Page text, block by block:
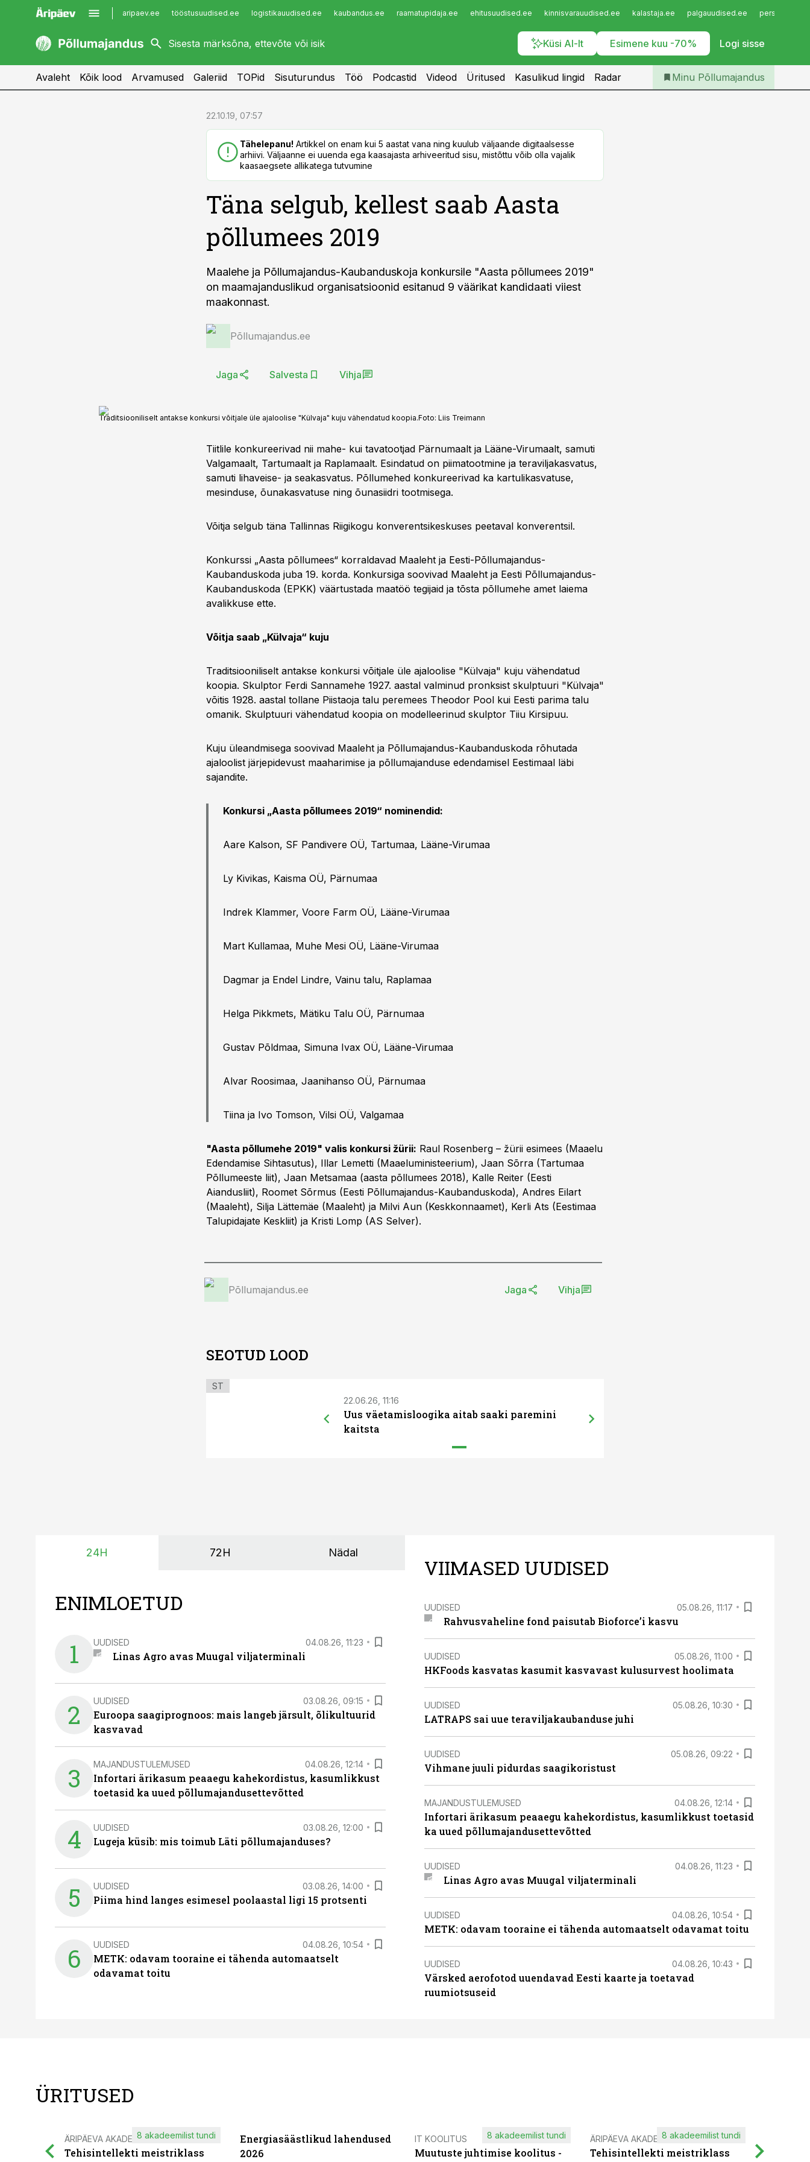
aripaev.ee tööstusuudised.ee logistikauudised.ee kaubandus.ee raamatupidaja.ee ehitusuudised.ee kinnisvarauudised.ee kalastaja.ee palgauudised.ee
Küsi AI-lt Esimene kuu -70% Logi sisse
kaubandus.ee
kinnisvarauudised.ee
imelineajalugu.ee
Infopank
Iseteenindus
Telli Põllumajandus
Avaleht Kõik lood Arvamused Galeriid TOPid Sisuturundus Töö Podcastid Videod Üritused Kasulikud lingid Radar Minu Põllumajandus
22.10.19, 07:57
Tähelepanu! Artikkel on enam kui 5 aastat vana ning kuulub väljaande digitaalsesse
arhiivi. Väljaanne ei uuenda ega kaasajasta arhiveeritud sisu, mistõttu võib olla vajalik
kaasaegsete allikatega tutvumine
Täna selgub, kellest saab Aasta
põllumees 2019
Maalehe ja Põllumajandus-Kaubanduskoja konkursile "Aasta põllumees 2019"
on maamajanduslikud organisatsioonid esitanud 9 väärikat kandidaati viiest
maakonnast.
Põllumajandus.ee
Jaga Salvesta Vihja
Traditsiooniliselt antakse konkursi võitjale üle ajaloolise "Külvaja" kuju vähendatud koopia.Foto: Liis Treimann
Tiitlile konkureerivad nii mahe- kui tavatootjad Pärnumaalt ja Lääne-Virumaalt, samuti
Valgamaalt, Tartumaalt ja Raplamaalt. Esindatud on piimatootmine ja teraviljakasvatus,
samuti lihaveise- ja seakasvatus. Põllumehed konkureerivad ka kartulikasvatuse,
mesinduse, õunakasvatuse ning õunasiidri tootmisega.
Võitja selgub täna Tallinnas Riigikogu konverentsikeskuses peetaval konverentsil.
Konkurssi „Aasta põllumees“ korraldavad Maaleht ja Eesti-Põllumajandus-
Kaubanduskoda juba 19. korda. Konkursiga soovivad Maaleht ja Eesti Põllumajandus-
Kaubanduskoda (EPKK) väärtustada maatöö tegijaid ja tõsta põllumehe amet laiema
avalikkuse ette.
Võitja saab „Külvaja“ kuju
Traditsiooniliselt antakse konkursi võitjale üle ajaloolise "Külvaja" kuju vähendatud
koopia. Skulptor Ferdi Sannamehe 1927. aastal valminud pronksist skulptuuri "Külvaja"
võitis 1928. aastal tollane Piistaoja talu peremees Theodor Pool kui Eesti parima talu
omanik. Skulptuuri vähendatud koopia on modelleerinud skulptor Tiiu Kirsipuu.
Kuju üleandmisega soovivad Maaleht ja Põllumajandus-Kaubanduskoda rõhutada
ajaloolist järjepidevust maaharimise ja põllumajanduse edendamisel Eestimaal läbi
sajandite.
Konkursi „Aasta põllumees 2019“ nominendid:
Aare Kalson, SF Pandivere OÜ, Tartumaa, Lääne-Virumaa
Ly Kivikas, Kaisma OÜ, Pärnumaa
Indrek Klammer, Voore Farm OÜ, Lääne-Virumaa
Mart Kullamaa, Muhe Mesi OÜ, Lääne-Virumaa
Dagmar ja Endel Lindre, Vainu talu, Raplamaa
Helga Pikkmets, Mätiku Talu OÜ, Pärnumaa
Gustav Põldmaa, Simuna Ivax OÜ, Lääne-Virumaa
Alvar Roosimaa, Jaanihanso OÜ, Pärnumaa
Tiina ja Ivo Tomson, Vilsi OÜ, Valgamaa
"Aasta põllumehe 2019" valis konkursi žürii: Raul Rosenberg – žürii esimees (Maaelu
Edendamise Sihtasutus), Illar Lemetti (Maaeluministeerium), Jaan Sõrra (Tartumaa
Põllumeeste liit), Jaan Metsamaa (aasta põllumees 2018), Kalle Reiter (Eesti
Aiandusliit), Roomet Sõrmus (Eesti Põllumajandus-Kaubanduskoda), Andres Eilart
(Maaleht), Silja Lättemäe (Maaleht) ja Milvi Aun (Keskkonnaamet), Kerli Ats (Eestimaa
Talupidajate Keskliit) ja Kristi Lomp (AS Selver).
Põllumajandus.ee Jaga Vihja
SEOTUD LOOD
ST
22.06.26, 11:16
Uus väetamisloogika aitab saaki paremini
kaitsta
24H 72H Nädal
ENIMLOETUD
1 UUDISED 04.08.26, 11:23
Linas Agro avas Muugal viljaterminali
2 UUDISED 03.08.26, 09:15
Euroopa saagiprognoos: mais langeb järsult, õlikultuurid
kasvavad
3 MAJANDUSTULEMUSED 04.08.26, 12:14
Infortari ärikasum peaaegu kahekordistus, kasumlikkust
toetasid ka uued põllumajandusettevõtted
4 UUDISED 03.08.26, 12:00
Lugeja küsib: mis toimub Läti põllumajanduses?
5 UUDISED 03.08.26, 14:00
Piima hind langes esimesel poolaastal ligi 15 protsenti
6 UUDISED 04.08.26, 10:54
METK: odavam tooraine ei tähenda automaatselt
odavamat toitu
VIIMASED UUDISED
UUDISED 05.08.26, 11:17
Rahvusvaheline fond paisutab Bioforce’i kasvu
UUDISED 05.08.26, 11:00
HKFoods kasvatas kasumit kasvavast kulusurvest hoolimata
UUDISED 05.08.26, 10:30
LATRAPS sai uue teraviljakaubanduse juhi
UUDISED 05.08.26, 09:22
Vihmane juuli pidurdas saagikoristust
MAJANDUSTULEMUSED 04.08.26, 12:14
Infortari ärikasum peaaegu kahekordistus, kasumlikkust toetasid
ka uued põllumajandusettevõtted
UUDISED 04.08.26, 11:23
Linas Agro avas Muugal viljaterminali
UUDISED 04.08.26, 10:54
METK: odavam tooraine ei tähenda automaatselt odavamat toitu
UUDISED 04.08.26, 10:43
Värsked aerofotod uuendavad Eesti kaarte ja toetavad
ruumiotsuseid
ÜRITUSED
ÄRIPÄEVA AKADEEMIA
Tehisintellekti meistriklass
8 akadeemilist tundi
Energiasäästlikud lahendused
2026
IT KOOLITUS
Muutuste juhtimise koolitus -
8 akadeemilist tundi ÄRIPÄEVA AKADEEMIA
Tehisintellekti meistriklass
8 akadeemilist tundi